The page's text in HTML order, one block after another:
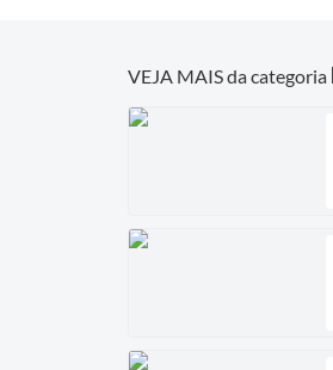
VEJA MAIS da categoria